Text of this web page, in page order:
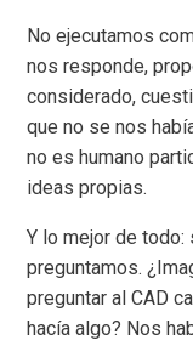
No ejecutamos
nos responde,
considerado,
que no se nos
no es humano
ideas propias.
Y lo mejor de
preguntamos.
preguntar al CAD
hacía algo? Nos